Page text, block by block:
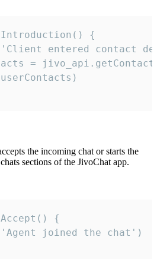
{
entered contact
=
the incoming chat or starts the
sections of the JivoChat app.
{